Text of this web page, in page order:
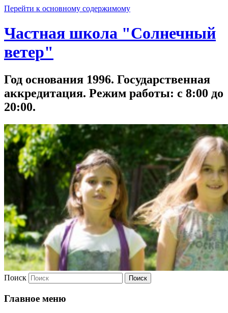
Перейти к основному содержимому
Частная школа "Солнечный
ветер"
Год основания 1996. Государственная
аккредитация. Режим работы: с 8:00 до
20:00.
Поиск
Главное меню